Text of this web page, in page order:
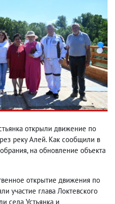
открыли движение по
реку Алей. Как сообщили в
на обновление объекта
открытие движения по
участие глава Локтевского
села Устьянка и